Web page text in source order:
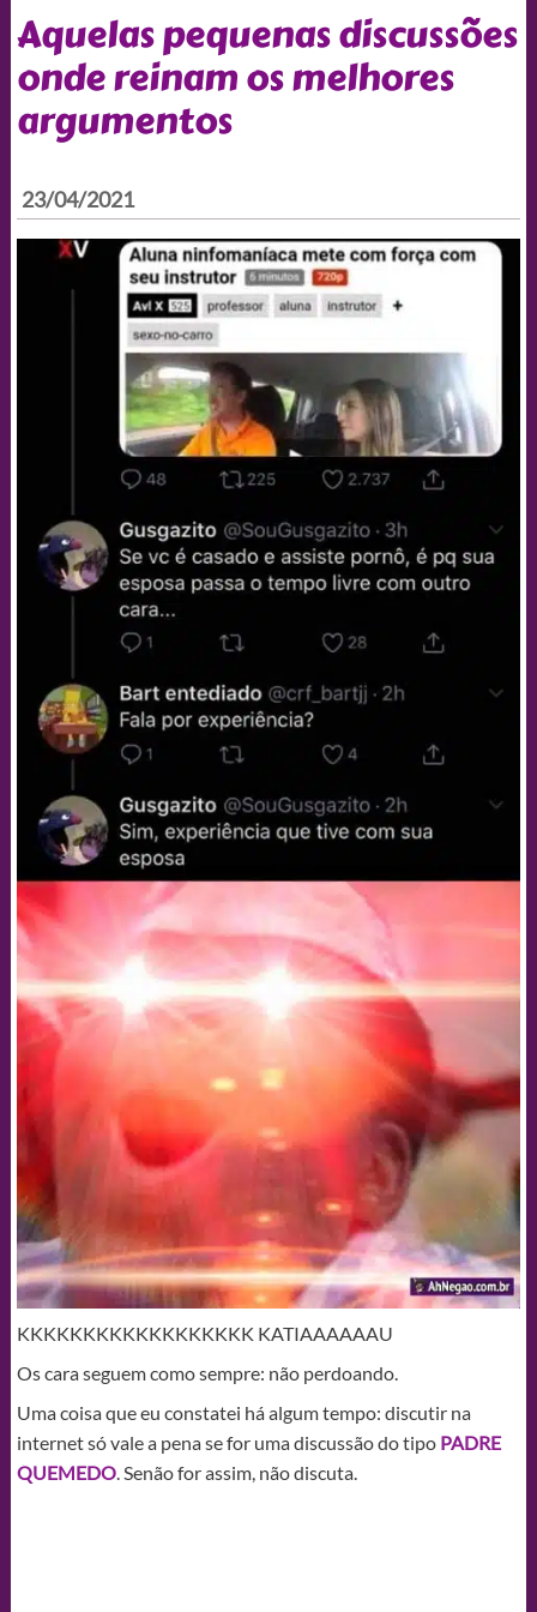
Aquelas pequenas discussões
onde reinam os melhores
argumentos
23/04/2021
KKKKKKKKKKKKKKKKKK KATIAAAAAAU
Os cara seguem como sempre: não perdoando.
Uma coisa que eu constatei há algum tempo: discutir na
internet só vale a pena se for uma discussão do tipo PADRE
QUEMEDO. Senão for assim, não discuta.